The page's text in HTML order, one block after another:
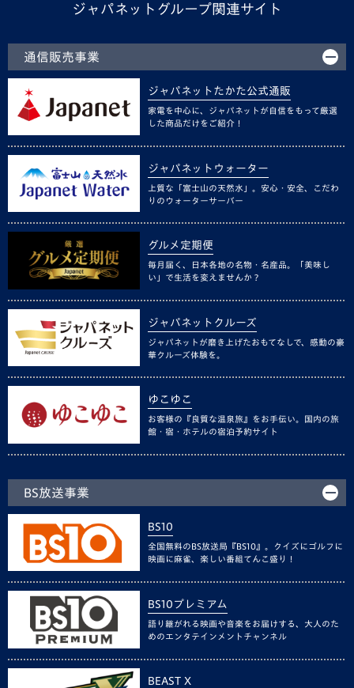
ジャパネットグループ関連サイト
通信販売事業
ジャパネットたかた公式通販
家電を中心に、ジャパネットが自信をもって厳選
した商品だけをご紹介！
ジャパネットウォーター
上質な「富士山の天然水」。安心・安全、こだわ
りのウォーターサーバー
グルメ定期便
毎月届く、日本各地の名物・名産品。「美味し
い」で生活を変えませんか？
ジャパネットクルーズ
ジャパネットが磨き上げたおもてなしで、感動の豪
華クルーズ体験を。
ゆこゆこ
お客様の『良質な温泉旅』をお手伝い。国内の旅
館・宿・ホテルの宿泊予約サイト
BS放送事業
BS10
全国無料のBS放送局『BS10』。クイズにゴルフに
映画に麻雀、楽しい番組てんこ盛り！
BS10プレミアム
語り継がれる映画や音楽をお届けする、大人のた
めのエンタテインメントチャンネル
BEAST X